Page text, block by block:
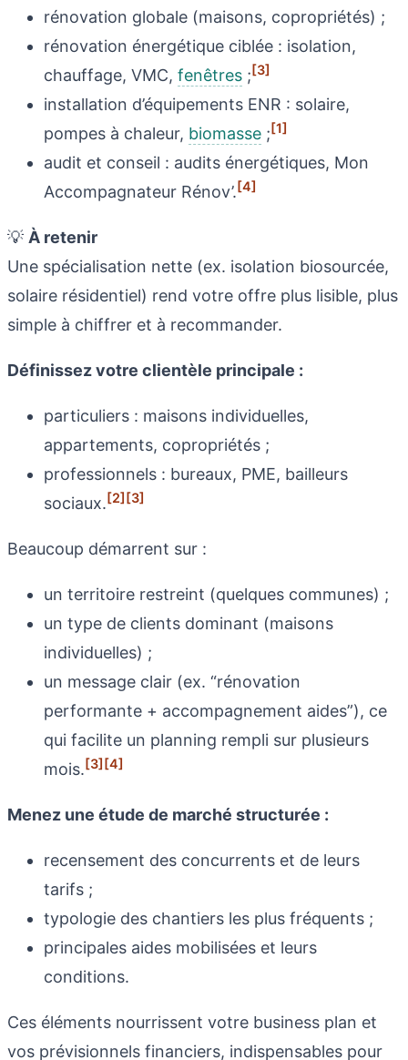
rénovation globale (maisons, copropriétés) ;
rénovation énergétique ciblée : isolation,
chauffage, VMC, fenêtres ;[3]
installation d’équipements ENR : solaire,
pompes à chaleur, biomasse ;[1]
audit et conseil : audits énergétiques, Mon
Accompagnateur Rénov’.[4]
💡 À retenir
Une spécialisation nette (ex. isolation biosourcée,
solaire résidentiel) rend votre offre plus lisible, plus
simple à chiffrer et à recommander.
Définissez votre clientèle principale :
particuliers : maisons individuelles,
appartements, copropriétés ;
professionnels : bureaux, PME, bailleurs
sociaux.[2][3]
Beaucoup démarrent sur :
un territoire restreint (quelques communes) ;
un type de clients dominant (maisons
individuelles) ;
un message clair (ex. “rénovation
performante + accompagnement aides”), ce
qui facilite un planning rempli sur plusieurs
mois.[3][4]
Menez une étude de marché structurée :
recensement des concurrents et de leurs
tarifs ;
typologie des chantiers les plus fréquents ;
principales aides mobilisées et leurs
conditions.
Ces éléments nourrissent votre business plan et
vos prévisionnels financiers, indispensables pour